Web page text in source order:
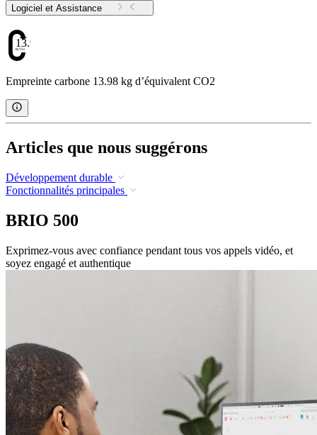
Logiciel et Assistance
13.98
Empreinte carbone 13.98 kg d’équivalent CO2
Articles que nous suggérons
Développement durable
Fonctionnalités principales
BRIO 500
Exprimez-vous avec confiance pendant tous vos appels vidéo, et
soyez engagé et authentique